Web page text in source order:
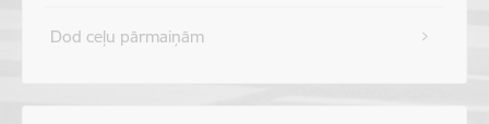
Dod ceļu pārmaiņām